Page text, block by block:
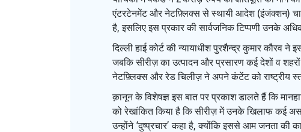
एंटरटेनमेंट और नेटफ़्लिक्स से स्थायी आदेश (इंजंक्शन)
है, इसलिए इस प्रकार की सार्वजनिक टिप्पणी उनके
दिल्ली हाई कोर्ट की न्यायाधीश पुरशैन्द्र कुमार कौरव
जबकि सीरीज़ का उत्पादन और प्रसारण कई देशों व शहरों
नेटफ़्लिक्स और रेड चिलीज़ ने अपने कंटेंट को राष्ट्रीय स्तर
क़ानून के विशेषज्ञ इस बात पर प्रकाश डालते हैं कि
को रेखांकित किया है कि सीरीज़ में उनके खिलाफ कई
उन्होंने ‘दुष्प्रचार’ कहा है, क्योंकि इससे आम जनता की